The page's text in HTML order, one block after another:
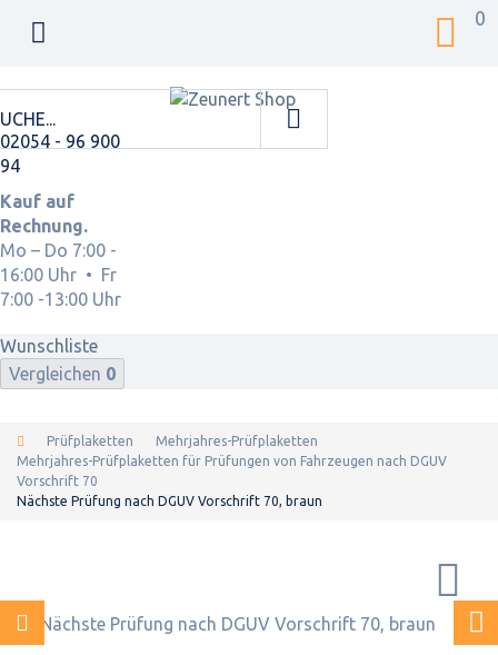
0
02054 - 96 900
94
Kauf auf
Rechnung.
Mo – Do 7:00 -
16:00 Uhr • Fr
7:00 -13:00 Uhr
Wunschliste
Vergleichen 0
Prüfplaketten
Mehrjahres-Prüfplaketten
Mehrjahres-Prüfplaketten für Prüfungen von Fahrzeugen nach DGUV
Vorschrift 70
Nächste Prüfung nach DGUV Vorschrift 70, braun